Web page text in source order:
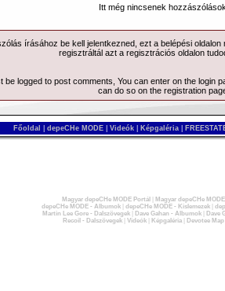
Itt még nincsenek
írásához be kell jelentkezned, ezt a belépésioldalon
regisztráltál azt a regisztrációs oldalon
be logged to post comments, You can enter on the login
can do so on the registration
Főoldal depeCHe MODE Videók Képgaléria
Magyar depeCHe MODE Portál
Magyar depeCHe
depeCHe MODE - Albumok| depeCHe MODE - Kislemezek|
Martin Lee Gore - Dalszövegek| Dave Gahan - Albumok|
Dave
Recoil - Dalszövegek| Videók| Képgaléria| Devotee Map